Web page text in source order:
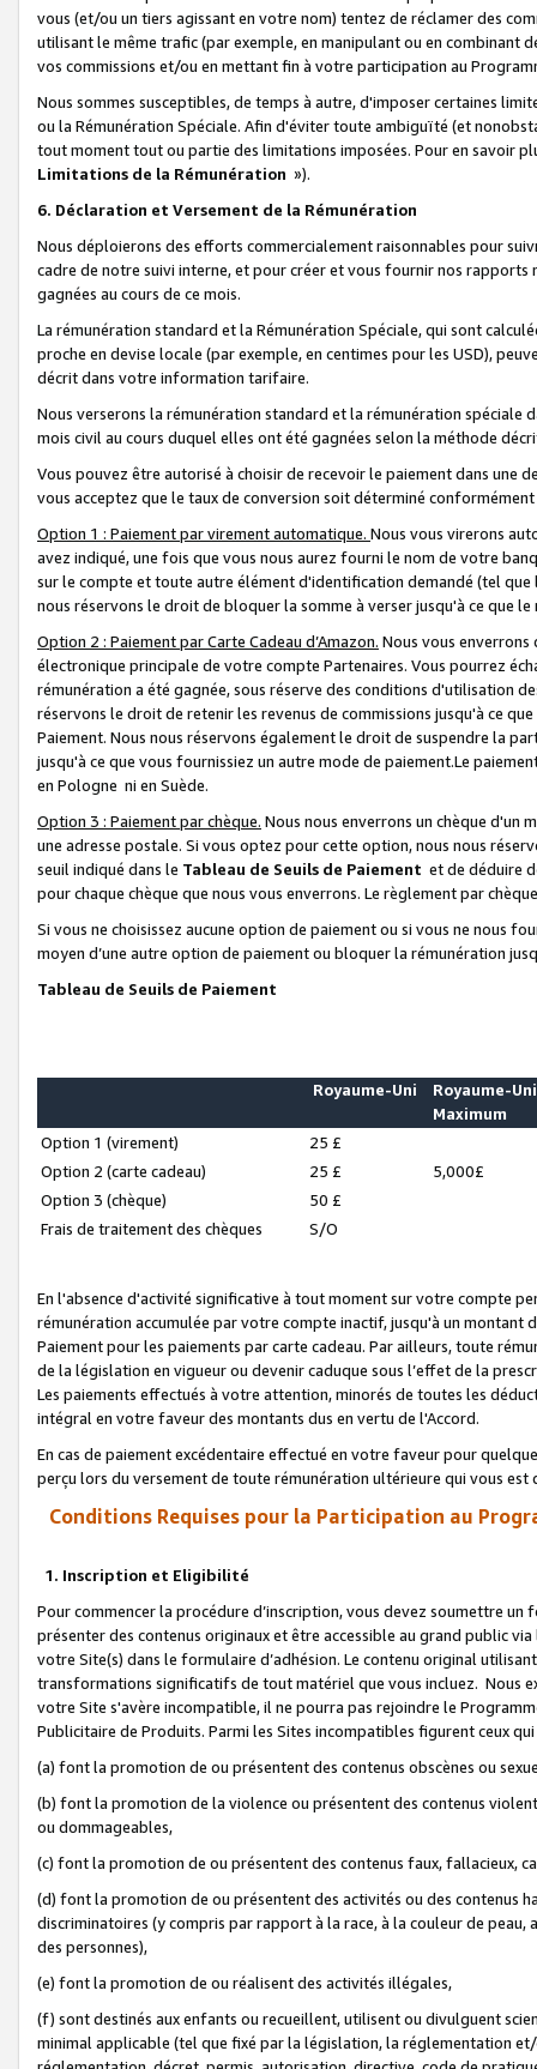
vous (et/ou un tiers agissant en votre nom) tentez de réclamer des
utilisant le même trafic (par exemple, en manipulant ou en combinant
vos commissions et/ou en mettant fin à votre participation au
Nous sommes susceptibles, de temps à autre, d'imposer certaines
ou la Rémunération Spéciale. Afin d'éviter toute ambiguïté (et
tout moment tout ou partie des limitations imposées. Pour en savoir
Limitations de la Rémunération »).
6. Déclaration et Versement de la Rémunération
Nous déploierons des efforts commercialement raisonnables pour
cadre de notre suivi interne, et pour créer et vous fournir nos
gagnées au cours de ce mois.
La rémunération standard et la Rémunération Spéciale, qui sont
proche en devise locale (par exemple, en centimes pour les USD),
décrit dans votre information tarifaire.
Nous verserons la rémunération standard et la rémunération spéciale
mois civil au cours duquel elles ont été gagnées selon la méthode
Vous pouvez être autorisé à choisir de recevoir le paiement dans une
vous acceptez que le taux de conversion soit déterminé
Option 1 : Paiement par virement automatique. Nous vous virerons
avez indiqué, une fois que vous nous aurez fourni le nom de votre
sur le compte et toute autre élément d'identification demandé (tel que
nous réservons le droit de bloquer la somme à verser jusqu'à ce que
Option 2 : Paiement par Carte Cadeau d’Amazon. Nous vous
électronique principale de votre compte Partenaires. Vous pourrez
rémunération a été gagnée, sous réserve des conditions d'utilisation
réservons le droit de retenir les revenus de commissions jusqu'à ce
Paiement. Nous nous réservons également le droit de suspendre la
jusqu'à ce que vous fournissiez un autre mode de paiement.Le
en Pologne ni en Suède.
Option 3 : Paiement par chèque. Nous nous enverrons un chèque d'un
une adresse postale. Si vous optez pour cette option, nous nous
seuil indiqué dans le Tableau de Seuils de Paiement et de déduire
pour chaque chèque que nous vous enverrons. Le règlement par
Si vous ne choisissez aucune option de paiement ou si vous ne nous
moyen d’une autre option de paiement ou bloquer la rémunération
Tableau de Seuils de Paiement
Royaume-Uni
Royaume-Uni
Maximum
Option 1 (virement)
25 £
Option 2 (carte cadeau)
25 £
5,000£
Option 3 (chèque)
50 £
Frais de traitement des chèques
S/O
En l'absence d'activité significative à tout moment sur votre compte
rémunération accumulée par votre compte inactif, jusqu'à un montant
Paiement pour les paiements par carte cadeau. Par ailleurs, toute
de la législation en vigueur ou devenir caduque sous l’effet de la
Les paiements effectués à votre attention, minorés de toutes les
intégral en votre faveur des montants dus en vertu de l'Accord.
En cas de paiement excédentaire effectué en votre faveur pour
perçu lors du versement de toute rémunération ultérieure qui vous est
Conditions Requises pour la Participation au
1. Inscription et Eligibilité
Pour commencer la procédure d’inscription, vous devez soumettre
présenter des contenus originaux et être accessible au grand public
votre Site(s) dans le formulaire d’adhésion. Le contenu original
transformations significatifs de tout matériel que vous incluez. Nous
votre Site s'avère incompatible, il ne pourra pas rejoindre le
Publicitaire de Produits. Parmi les Sites incompatibles figurent ceux
(a) font la promotion de ou présentent des contenus obscènes ou
(b) font la promotion de la violence ou présentent des contenus
ou dommageables,
(c) font la promotion de ou présentent des contenus faux, fallacieux,
(d) font la promotion de ou présentent des activités ou des contenus
discriminatoires (y compris par rapport à la race, à la couleur de
des personnes),
(e) font la promotion de ou réalisent des activités illégales,
(f) sont destinés aux enfants ou recueillent, utilisent ou divulguent
minimal applicable (tel que fixé par la législation, la réglementation